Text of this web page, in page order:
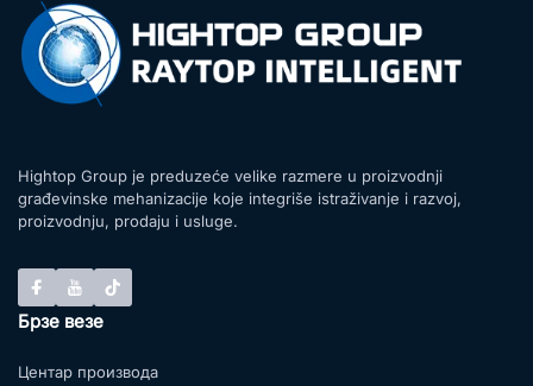
Hightop Group je preduzeće velike razmere u proizvodnji
građevinske mehanizacije koje integriše istraživanje i razvoj,
proizvodnju, prodaju i usluge.
Брзе везе
Центар производа